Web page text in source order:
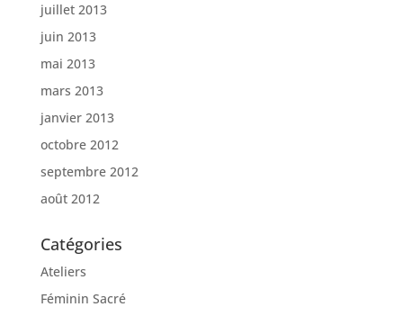
juillet 2013
juin 2013
mai 2013
mars 2013
janvier 2013
octobre 2012
septembre 2012
août 2012
Catégories
Ateliers
Féminin Sacré